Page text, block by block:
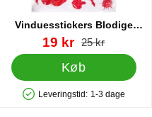
Vinduesstickers Blodige
Håndaftryk
Varenr 85595
pris
19 kr pris
25 kr
Køb
Produkttilgængelighed: På lager
Leveringstid: 1-3 dage